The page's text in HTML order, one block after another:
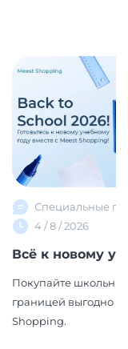
Специальные
4 / 8 / 2026
Всё к новому
Покупайте
границей выгодно
Shopping.